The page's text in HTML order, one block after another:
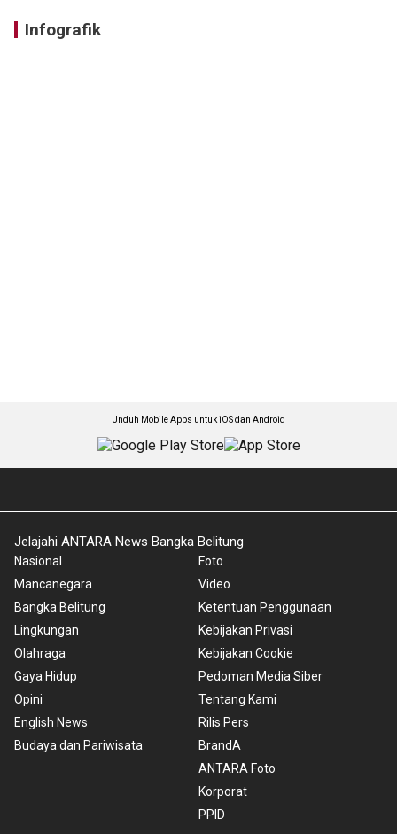
Infografik
Unduh Mobile Apps untuk iOS dan Android
Jelajahi ANTARA News Bangka Belitung
Nasional
Mancanegara
Bangka Belitung
Lingkungan
Olahraga
Gaya Hidup
Opini
English News
Budaya dan Pariwisata
Foto
Video
Ketentuan Penggunaan
Kebijakan Privasi
Kebijakan Cookie
Pedoman Media Siber
Tentang Kami
Rilis Pers
BrandA
ANTARA Foto
Korporat
PPID